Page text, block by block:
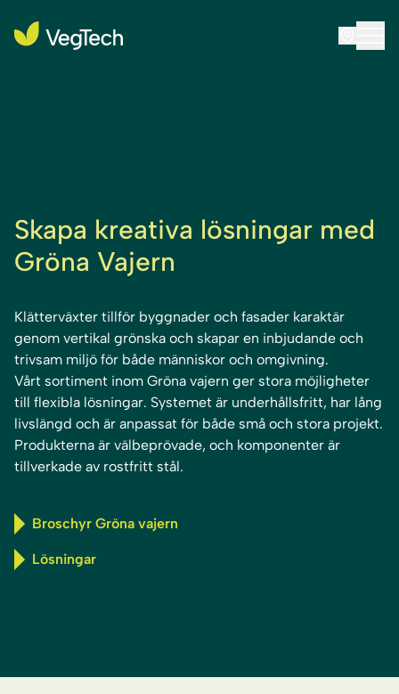
Skapa kreativa lösningar med
Gröna Vajern
Klätterväxter tillför byggnader och fasader karaktär
genom vertikal grönska och skapar en inbjudande och
trivsam miljö för både människor och omgivning.
Vårt sortiment inom Gröna vajern ger stora möjligheter
till flexibla lösningar. Systemet är underhållsfritt, har lång
livslängd och är anpassat för både små och stora projekt.
Produkterna är välbeprövade, och komponenter är
tillverkade av rostfritt stål.
Broschyr Gröna vajern
Lösningar